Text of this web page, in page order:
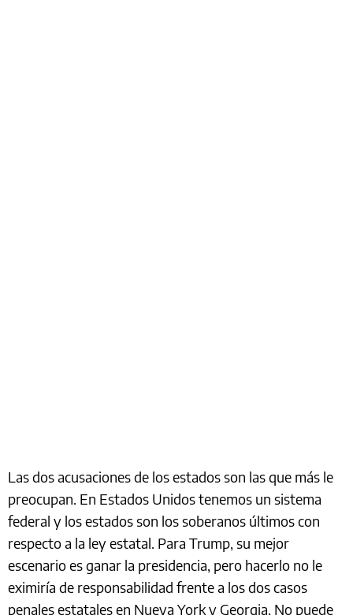
Las dos acusaciones de los estados son las que más le
preocupan. En Estados Unidos tenemos un sistema
federal y los estados son los soberanos últimos con
respecto a la ley estatal. Para Trump, su mejor
escenario es ganar la presidencia, pero hacerlo no le
eximiría de responsabilidad frente a los dos casos
penales estatales en Nueva York y Georgia. No puede